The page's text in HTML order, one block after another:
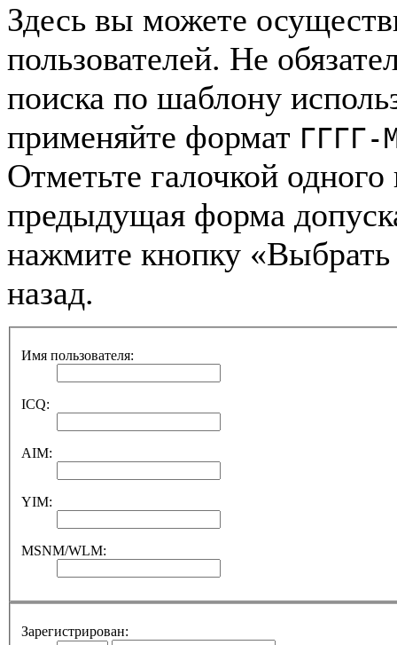
Здесь вы можете
пользователей. Не
поиска по шаблону
применяйте формат ГГГГ-
Отметьте галочкой
предыдущая форма
нажмите кнопку
назад.
Имя пользователя:
ICQ:
AIM:
YIM:
MSNM/WLM:
Зарегистрирован: